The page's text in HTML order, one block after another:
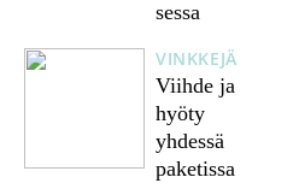
sessa
VINKKEJÄ
Viihde ja
hyöty
yhdessä
paketissa